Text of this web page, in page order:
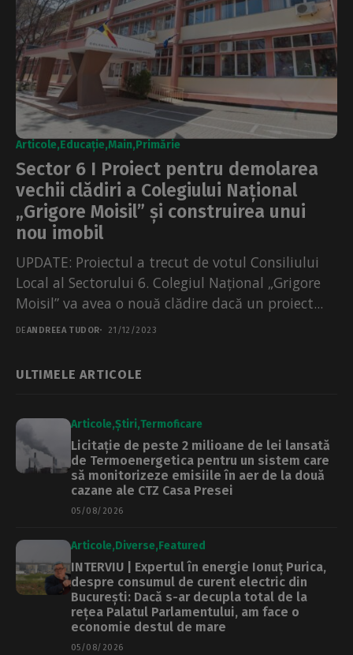
Articole Educație Main Primărie
Sector 6 I Proiect pentru demolarea
vechii clădiri a Colegiului Național
„Grigore Moisil” și construirea unui
nou imobil
UPDATE: Proiectul a trecut de votul Consiliului
Local al Sectorului 6. Colegiul Național „Grigore
Moisil” va avea o nouă clădire dacă un proiect...
DEANDREEA TUDOR 21/12/2023
ULTIMELE ARTICOLE
Articole Știri Termoficare
Licitație de peste 2 milioane de lei lansată
de Termoenergetica pentru un sistem care
să monitorizeze emisiile în aer de la două
cazane ale CTZ Casa Presei
05/08/2026
Articole Diverse Featured
INTERVIU | Expertul în energie Ionuț Purica,
despre consumul de curent electric din
București: Dacă s-ar decupla total de la
rețea Palatul Parlamentului, am face o
economie destul de mare
05/08/2026